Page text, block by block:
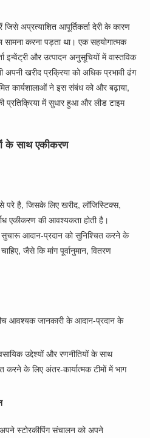
जिसे अप्रत्याशित आपूर्तिकर्ता देरी के कारण
सामना करना पड़ता था। एक सहयोगात्मक
इन्वेंट्री और उत्पादन अनुसूचियों में वास्तविक
खरीद प्रक्रिया को अधिक प्रभावी ढंग
कार्यशालाओं ने इस संबंध को और बढ़ाया,
प्रतिक्रिया में सुधार हुआ और लीड टाइम
के साथ एकीकरण
से परे है, जिसके लिए खरीद, लॉजिस्टिक्स,
एकीकरण की आवश्यकता होती है।
सुचारू आदान-प्रदान को सुनिश्चित करने के
जैसे कि मांग पूर्वानुमान, वितरण
आवश्यक जानकारी के आदान-प्रदान के
उद्देश्यों और रणनीतियों के साथ
करने के लिए अंतर-कार्यात्मक टीमों में भाग
अपने स्टोरकीपिंग संचालन को अपने